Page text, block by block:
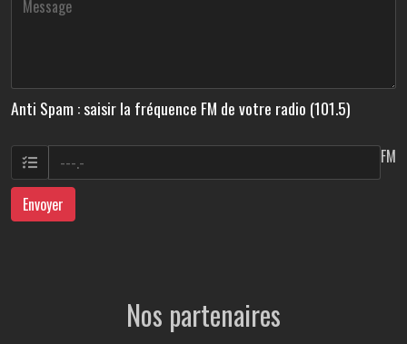
Anti Spam : saisir la fréquence FM de votre radio (101.5)
FM
Envoyer
Nos partenaires